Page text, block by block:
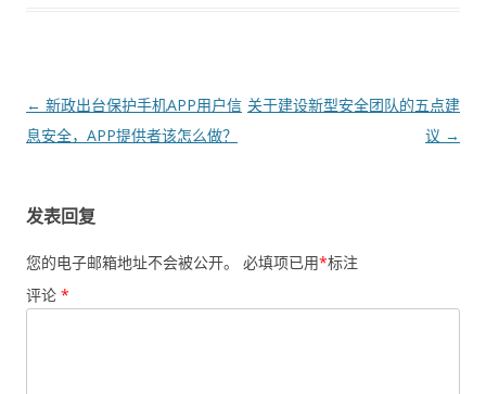
文章导航
← 新政出台保护手机APP用户信
息安全，APP提供者该怎么做？
关于建设新型安全团队的五点建
议 →
发表回复
您的电子邮箱地址不会被公开。 必填项已用*标注
评论 *